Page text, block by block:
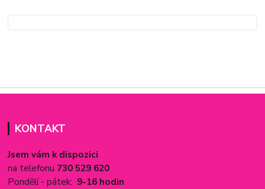
KONTAKT
Jsem vám k dispozici
na telefonu 730 529 620
Pondělí - pátek: 9-16 hodin